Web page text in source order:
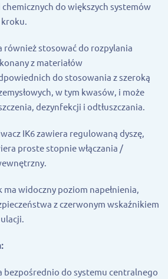
do większych systemów
również stosować do rozpylania
z materiałów
do stosowania z szeroką
w tym kwasów, i może
dezynfekcji i odtłuszczania.
IK6 zawiera regulowaną dyszę,
proste stopnie włączania /
widoczny poziom napełnienia,
z czerwonym wskaźnikiem
bezpośrednio do systemu centralnego